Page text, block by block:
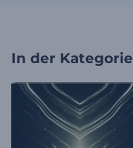
In der Kategorie